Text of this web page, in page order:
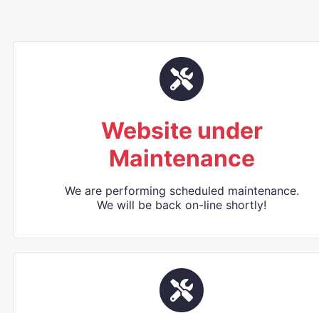
Website under
Maintenance
We are performing scheduled maintenance.
We will be back on-line shortly!